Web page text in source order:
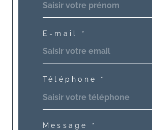
E-mail *
Téléphone *
Message *